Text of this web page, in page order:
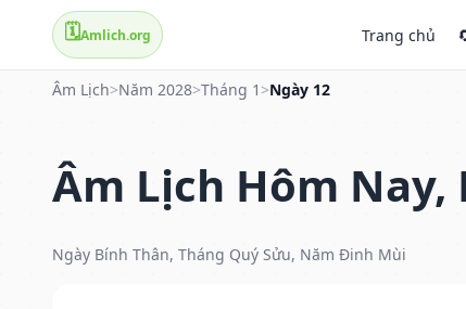
🗓️Amlich.org Trang chủ
Âm Lịch>Năm 2028>Tháng 1 >Ngày 12
Âm Lịch Hôm Nay,
Ngày Bính Thân, Tháng Quý Sửu, Năm Đinh Mùi